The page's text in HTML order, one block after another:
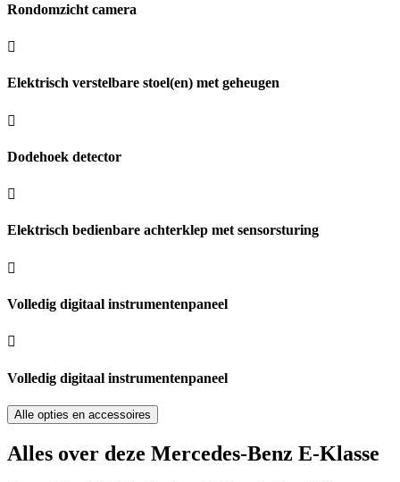
Rondomzicht camera
Elektrisch verstelbare stoel(en) met geheugen
Dodehoek detector
Elektrisch bedienbare achterklep met sensorsturing
Volledig digitaal instrumentenpaneel
Volledig digitaal instrumentenpaneel
Alle opties en accessoires
Alles over deze Mercedes-Benz E-Klasse